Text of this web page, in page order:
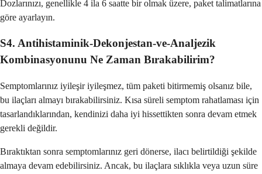
Dozlarınızı, genellikle 4 ila 6 saatte bir olmak üzere, paket talimatlarına
göre ayarlayın.
S4. Antihistaminik-Dekonjestan-ve-Analjezik
Kombinasyonunu Ne Zaman Bırakabilirim?
Semptomlarınız iyileşir iyileşmez, tüm paketi bitirmemiş olsanız bile,
bu ilaçları almayı bırakabilirsiniz. Kısa süreli semptom rahatlaması için
tasarlandıklarından, kendinizi daha iyi hissettikten sonra devam etmek
gerekli değildir.
Bıraktıktan sonra semptomlarınız geri dönerse, ilacı belirtildiği şekilde
almaya devam edebilirsiniz. Ancak, bu ilaçlara sıklıkla veya uzun süre